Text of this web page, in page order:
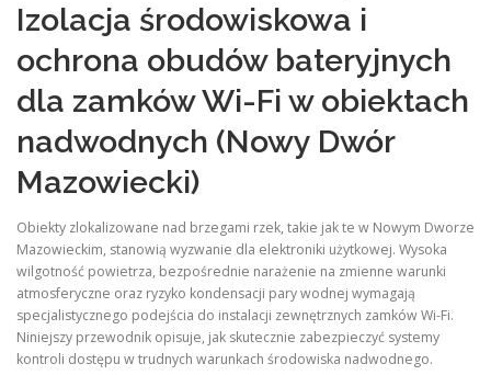
Izolacja środowiskowa i
ochrona obudów bateryjnych
dla zamków Wi-Fi w obiektach
nadwodnych (Nowy Dwór
Mazowiecki)
Obiekty zlokalizowane nad brzegami rzek, takie jak te w Nowym Dworze
Mazowieckim, stanowią wyzwanie dla elektroniki użytkowej. Wysoka
wilgotność powietrza, bezpośrednie narażenie na zmienne warunki
atmosferyczne oraz ryzyko kondensacji pary wodnej wymagają
specjalistycznego podejścia do instalacji zewnętrznych zamków Wi-Fi.
Niniejszy przewodnik opisuje, jak skutecznie zabezpieczyć systemy
kontroli dostępu w trudnych warunkach środowiska nadwodnego.